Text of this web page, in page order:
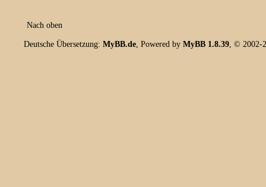
Nach oben
Deutsche Übersetzung: MyBB.de, Powered by MyBB 1.8.39, © 2002-